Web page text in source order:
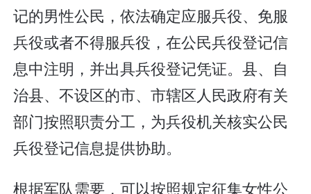
记的男性公民，依法确定应服兵役、免服
兵役或者不得服兵役，在公民兵役登记信
息中注明，并出具兵役登记凭证。县、自
治县、不设区的市、市辖区人民政府有关
部门按照职责分工，为兵役机关核实公民
兵役登记信息提供协助。
根据军队需要，可以按照规定征集女性公